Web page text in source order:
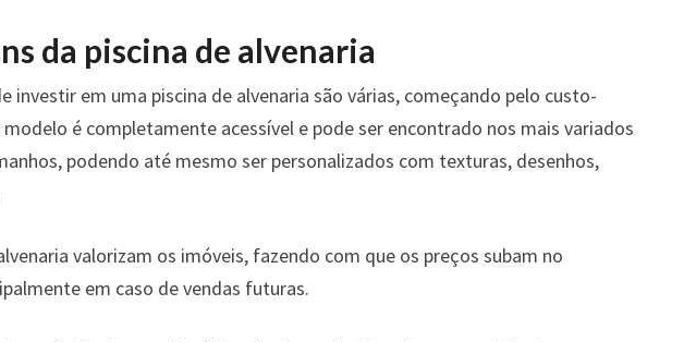
da piscina de alvenaria
investir em uma piscina de alvenaria são várias, começando pelo custo-
modelo é completamente acessível e pode ser encontrado nos mais variados
podendo até mesmo ser personalizados com texturas, desenhos,
valorizam os imóveis, fazendo com que os preços subam no
em caso de vendas futuras.